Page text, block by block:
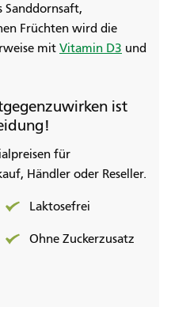
Sanddornsaft,
Früchten wird die
mit Vitamin D3 und
ist
für
Händler oder Reseller.
Laktosefrei
Ohne Zuckerzusatz